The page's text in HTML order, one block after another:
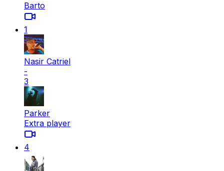
Barto
1
Nasir Catriel
-
3
Parker
Extra player
4